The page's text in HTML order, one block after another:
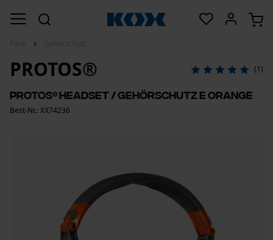
PROTOS® (1)
PROTOS® Headset / Gehörschutz E Orange
Best-Nr.: XX74236